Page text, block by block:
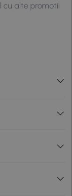
cu alte promotii